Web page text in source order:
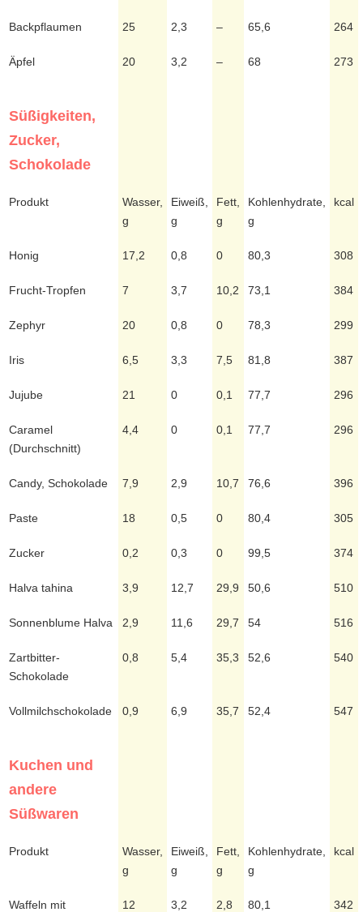
Backpflaumen 25 2,3 – 65,6 264
Äpfel 20 3,2 – 68 273
Süßigkeiten,
Zucker,
Schokolade
Produkt
Wasser,
g
Eiweiß,
g
Fett,
g
Kohlenhydrate,
g
kcal
Honig 17,2 0,8 0 80,3 308
Frucht-Tropfen 7 3,7 10,2 73,1 384
Zephyr 20 0,8 0 78,3 299
Iris 6,5 3,3 7,5 81,8 387
Jujube 21 0 0,1 77,7 296
Caramel
(Durchschnitt)
4,4 0 0,1 77,7 296
Candy, Schokolade 7,9 2,9 10,7 76,6 396
Paste 18 0,5 0 80,4 305
Zucker 0,2 0,3 0 99,5 374
Halva tahina 3,9 12,7 29,9 50,6 510
Sonnenblume Halva 2,9 11,6 29,7 54 516
Zartbitter-
Schokolade
0,8 5,4 35,3 52,6 540
Vollmilchschokolade 0,9 6,9 35,7 52,4 547
Kuchen und
andere
Süßwaren
Produkt
Wasser,
g
Eiweiß,
g
Fett,
g
Kohlenhydrate,
g
kcal
Waffeln mit
12 3,2 2,8 80,1 342